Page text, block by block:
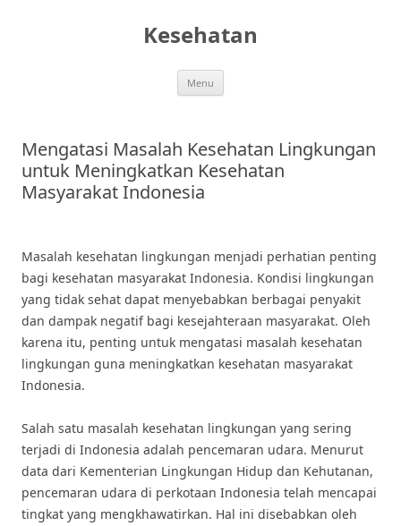
Kesehatan
Menu
Mengatasi Masalah Kesehatan Lingkungan
untuk Meningkatkan Kesehatan
Masyarakat Indonesia
Masalah kesehatan lingkungan menjadi perhatian penting
bagi kesehatan masyarakat Indonesia. Kondisi lingkungan
yang tidak sehat dapat menyebabkan berbagai penyakit
dan dampak negatif bagi kesejahteraan masyarakat. Oleh
karena itu, penting untuk mengatasi masalah kesehatan
lingkungan guna meningkatkan kesehatan masyarakat
Indonesia.
Salah satu masalah kesehatan lingkungan yang sering
terjadi di Indonesia adalah pencemaran udara. Menurut
data dari Kementerian Lingkungan Hidup dan Kehutanan,
pencemaran udara di perkotaan Indonesia telah mencapai
tingkat yang mengkhawatirkan. Hal ini disebabkan oleh